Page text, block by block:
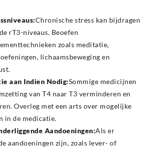
Chronische stress kan bijdragen
rT3-niveaus. Beoefen
zoals meditatie,
lichaamsbeweging en
aan Indien Nodig:Sommige medicijnen
van T4 naar T3 verminderen en
Overleg met een arts over mogelijke
in de medicatie.
Aandoeningen:Als er
aandoeningen zijn, zoals lever- of